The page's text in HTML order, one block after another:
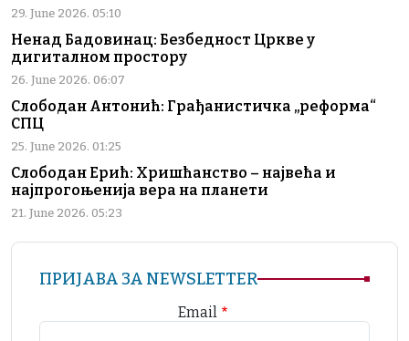
29. June 2026. 05:10
Ненад Бадовинац: Безбедност Цркве у
дигиталном простору
26. June 2026. 06:07
Слободан Антонић: Грађанистичка „реформа“
СПЦ
25. June 2026. 01:25
Слободан Ерић: Хришћанство – највећа и
најпрогоњенија вера на планети
21. June 2026. 05:23
ПРИЈАВА ЗА NEWSLETTER
Email